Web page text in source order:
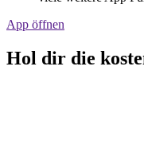
App öffnen
Hol dir die